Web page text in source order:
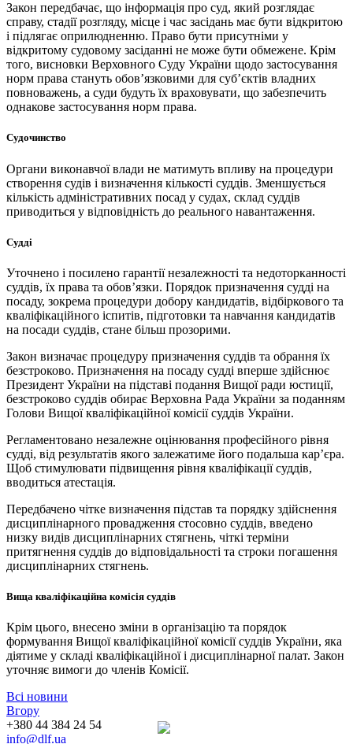
Закон передбачає, що інформація про суд, який розглядає
справу, стадії розгляду, місце і час засідань має бути відкритою
і підлягає оприлюдненню. Право бути присутніми у
відкритому судовому засіданні не може бути обмежене. Крім
того, висновки Верховного Суду України щодо застосування
норм права стануть обов’язковими для суб’єктів владних
повноважень, а суди будуть їх враховувати, що забезпечить
однакове застосування норм права.
Судочинство
Органи виконавчої влади не матимуть впливу на процедури
створення судів і визначення кількості суддів. Зменшується
кількість адміністративних посад у судах, склад суддів
приводиться у відповідність до реального навантаження.
Судді
Уточнено і посилено гарантії незалежності та недоторканності
суддів, їх права та обов’язки. Порядок призначення судді на
посаду, зокрема процедури добору кандидатів, відбіркового та
кваліфікаційного іспитів, підготовки та навчання кандидатів
на посади суддів, стане більш прозорими.
Закон визначає процедуру призначення суддів та обрання їх
безстроково. Призначення на посаду судді вперше здійснює
Президент України на підставі подання Вищої ради юстиції,
безстроково суддів обирає Верховна Рада України за поданням
Голови Вищої кваліфікаційної комісії суддів України.
Регламентовано незалежне оцінювання професійного рівня
судді, від результатів якого залежатиме його подальша кар’єра.
Щоб стимулювати підвищення рівня кваліфікації суддів,
вводиться атестація.
Передбачено чітке визначення підстав та порядку здійснення
дисциплінарного провадження стосовно суддів, введено
низку видів дисциплінарних стягнень, чіткі терміни
притягнення суддів до відповідальності та строки погашення
дисциплінарних стягнень.
Вища кваліфікаційна комісія суддів
Крім цього, внесено зміни в організацію та порядок
формування Вищої кваліфікаційної комісії суддів України, яка
діятиме у складі кваліфікаційної і дисциплінарної палат. Закон
уточняє вимоги до членів Комісії.
Всі новини
Вгору
+380 44 384 24 54
info@dlf.ua